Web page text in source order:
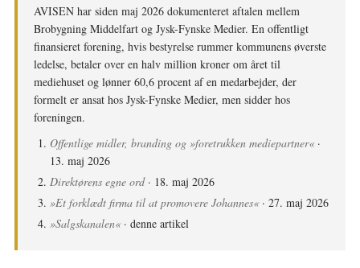
AVISEN har siden maj 2026 dokumenteret aftalen mellem
Brobygning Middelfart og Jysk-Fynske Medier. En offentligt
finansieret forening, hvis bestyrelse rummer kommunens øverste
ledelse, betaler over en halv million kroner om året til
mediehuset og lønner 60,6 procent af en medarbejder, der
formelt er ansat hos Jysk-Fynske Medier, men sidder hos
foreningen.
Offentlige midler, branding og »foretrukken mediepartner«·
13. maj 2026
Direktørens egne ord· 18. maj 2026
»Et forklædt firma til at promovere Johannes«· 27. maj 2026
»Salgskanalen«· denne artikel